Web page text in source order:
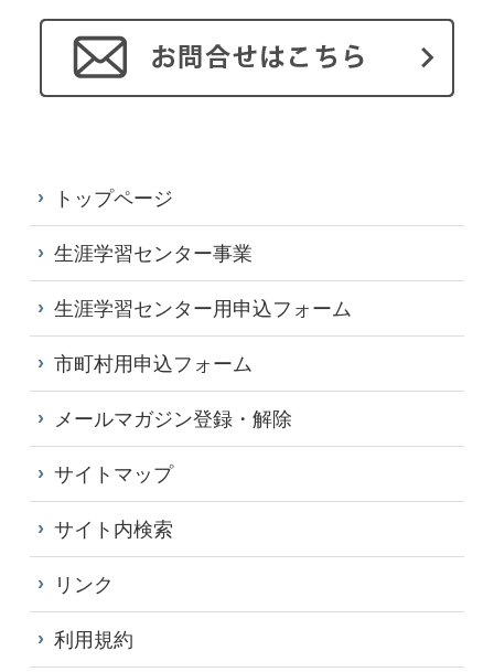
トップページ
生涯学習センター事業
生涯学習センター用申込フォーム
市町村用申込フォーム
メールマガジン登録・解除
サイトマップ
サイト内検索
リンク
利用規約